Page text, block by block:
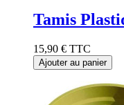
Tamis
15,90 € TTC
Ajouter au panier